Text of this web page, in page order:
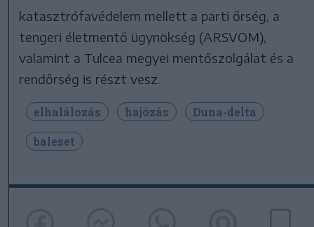
katasztrófavédelem mellett a parti őrség, a
tengeri életmentő ügynökség (ARSVOM),
valamint a Tulcea megyei mentőszolgálat és a
rendőrség is részt vesz.
elhalálozás hajózás
Duna-delta
baleset